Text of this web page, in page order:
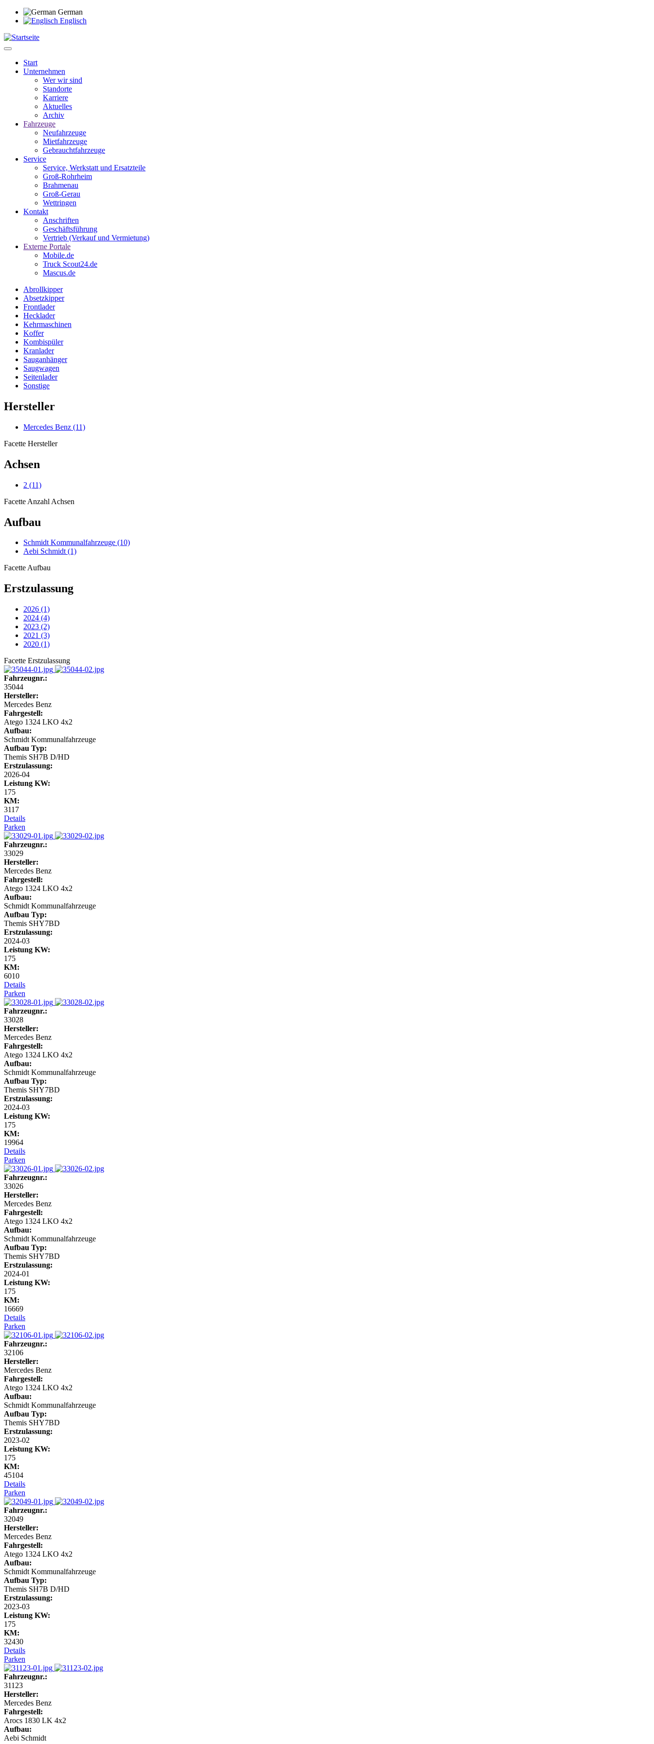
Direkt
zum
German
Englisch
Main
Start
Unternehmen
Wer wir sind
Standorte
Karriere
Aktuelles
Archiv
Fahrzeuge
Neufahrzeuge
Mietfahrzeuge
Gebrauchtfahrzeuge
Service
Service, Werkstatt und Ersatzteile
Groß-Rohrheim
Brahmenau
Groß-Gerau
Wettringen
Kontakt
Anschriften
Geschäftsführung
Vertrieb (Verkauf und Vermietung)
Externe Portale
Mobile.de
Truck Scout24.de
Mascus.de
Abrollkipper
Absetzkipper
Frontlader
Hecklader
Kehrmaschinen
Koffer
Kombispüler
Kranlader
Sauganhänger
Saugwagen
Seitenlader
Sonstige
Hersteller
Mercedes Benz (11)
Facette Hersteller
Achsen
2 (11)
Facette Anzahl Achsen
Aufbau
Schmidt Kommunalfahrzeuge (10)
Aebi Schmidt (1)
Facette Aufbau
Erstzulassung
2026 (1)
2024 (4)
2023 (2)
2021 (3)
2020 (1)
Facette Erstzulassung
Fahrzeugnr.:
35044
Hersteller:
Mercedes Benz
Fahrgestell:
Atego 1324 LKO 4x2
Aufbau:
Schmidt Kommunalfahrzeuge
Aufbau Typ:
Themis SH7B D/HD
Erstzulassung:
2026-04
Leistung KW:
175
KM:
3117
Details
Parken
Fahrzeugnr.:
33029
Hersteller:
Mercedes Benz
Fahrgestell:
Atego 1324 LKO 4x2
Aufbau:
Schmidt Kommunalfahrzeuge
Aufbau Typ:
Themis SHY7BD
Erstzulassung:
2024-03
Leistung KW:
175
KM:
6010
Details
Parken
Fahrzeugnr.:
33028
Hersteller:
Mercedes Benz
Fahrgestell:
Atego 1324 LKO 4x2
Aufbau:
Schmidt Kommunalfahrzeuge
Aufbau Typ:
Themis SHY7BD
Erstzulassung:
2024-03
Leistung KW:
175
KM:
19964
Details
Parken
Fahrzeugnr.:
33026
Hersteller:
Mercedes Benz
Fahrgestell:
Atego 1324 LKO 4x2
Aufbau:
Schmidt Kommunalfahrzeuge
Aufbau Typ:
Themis SHY7BD
Erstzulassung:
2024-01
Leistung KW:
175
KM:
16669
Details
Parken
Fahrzeugnr.:
32106
Hersteller:
Mercedes Benz
Fahrgestell:
Atego 1324 LKO 4x2
Aufbau:
Schmidt Kommunalfahrzeuge
Aufbau Typ:
Themis SHY7BD
Erstzulassung:
2023-02
Leistung KW:
175
KM:
45104
Details
Parken
Fahrzeugnr.:
32049
Hersteller:
Mercedes Benz
Fahrgestell:
Atego 1324 LKO 4x2
Aufbau:
Schmidt Kommunalfahrzeuge
Aufbau Typ:
Themis SH7B D/HD
Erstzulassung:
2023-03
Leistung KW:
175
KM:
32430
Details
Parken
Fahrzeugnr.:
31123
Hersteller:
Mercedes Benz
Fahrgestell:
Arocs 1830 LK 4x2
Aufbau:
Aebi Schmidt